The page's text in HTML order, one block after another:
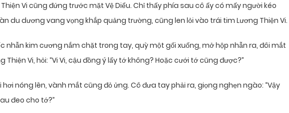
Vi cũng đứng trước mặt Vệ Diểu. Chỉ thấy phía sau cô ấy có mấy người kéo
du dương vang vọng khắp quảng trường, cũng len lỏi vào trái tim Lương Thiện Vi.
nhẫn kim cương nắm chặt trong tay, quỳ một gối xuống, mở hộp nhẫn ra, đôi mắt
Thiện Vi, hỏi: “Vi Vi, cậu đồng ý lấy tớ không? Hoặc cưới tớ cũng được?”
hơi nóng lên, vành mắt cũng đỏ ửng. Cô đưa tay phải ra, giọng nghẹn ngào: “Vậy
đeo cho tớ?”